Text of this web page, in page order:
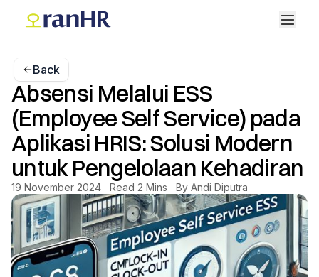
Back
Absensi Melalui ESS
(Employee Self Service) pada
Aplikasi HRIS: Solusi Modern
untuk Pengelolaan Kehadiran
19 November 2024 ∙ Read 2 Mins ∙ By Andi Diputra